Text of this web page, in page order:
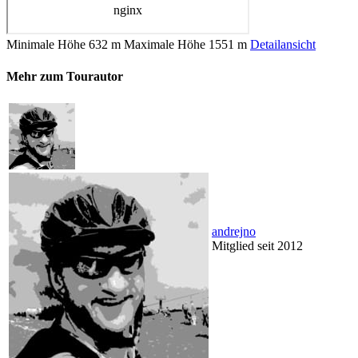
Minimale Höhe 632 m Maximale Höhe 1551 m Detailansicht
Mehr zum Tourautor
andrejno
Mitglied seit 2012